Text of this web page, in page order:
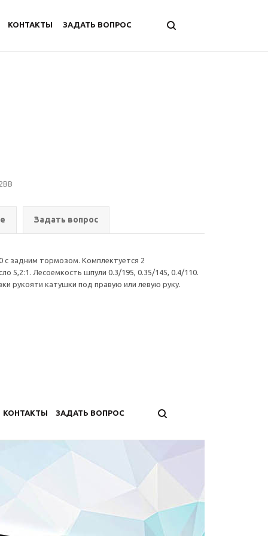
КОНТАКТЫ ЗАДАТЬ ВОПРОС
Задать вопрос
с задним тормозом. Комплектуется 2
5,2:1. Лесоемкость шпули 0.3/195, 0.35/145, 0.4/110.
рукояти катушки под правую или левую руку.
КОНТАКТЫ ЗАДАТЬ ВОПРОС